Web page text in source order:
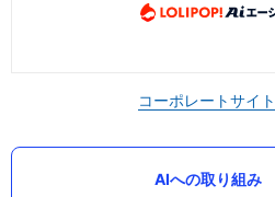
コーポレートサイト
AIへの取り組み